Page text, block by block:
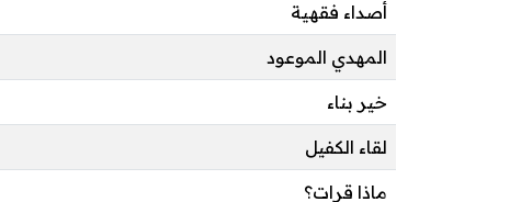
أصداء فقهية
المهدي الموعود
خير بناء
لقاء الكفيل
ماذا قرات؟